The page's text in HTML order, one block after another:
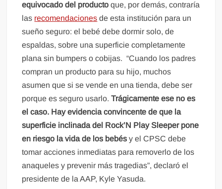
equivocado del productoque, por demás, contraría
las recomendaciones de esta institución para un
sueño seguro: el bebé debe dormir solo, de
espaldas, sobre una superficie completamente
plana sin bumpers o cobijas. “Cuando los padres
compran un producto para su hijo, muchos
asumen que si se vende en una tienda, debe ser
porque es seguro usarlo.Trágicamente ese no es
el caso. Hay evidencia convincente de que la
superficie inclinada del Rock’N Play Sleeper pone
en riesgo la vida de los bebés y el CPSC debe
tomar acciones inmediatas para removerlo de los
anaqueles y prevenir más tragedias”, declaró el
presidente de la AAP, Kyle Yasuda.